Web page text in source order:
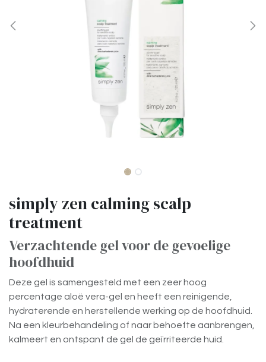
simply zen calming scalp
treatment
Verzachtende gel voor de gevoelige
hoofdhuid
Deze gel is samengesteld met een zeer hoog
percentage aloë vera-gel en heeft een reinigende,
hydraterende en herstellende werking op de hoofdhuid.
Na een kleurbehandeling of naar behoefte aanbrengen,
kalmeert en ontspant de gel de geïrriteerde huid.